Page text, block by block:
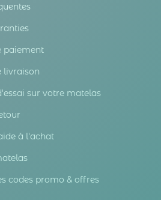
paiement
livraison
sur votre matelas
à l'achat
codes promo & offres